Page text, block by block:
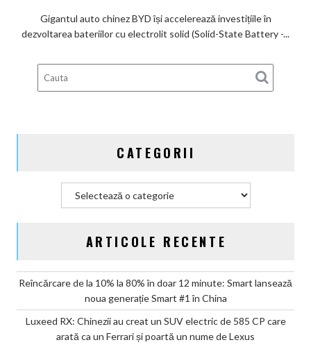
BYD
pentru
bateriile
în
Gigantul auto chinez BYD își accelerează investițiile în
dezvoltarea bateriilor cu electrolit solid (Solid-State Battery -...
CATEGORII
ARTICOLE RECENTE
Reîncărcare de la 10% la 80% în doar 12 minute: Smart lansează
noua generație Smart #1 în China
Luxeed RX: Chinezii au creat un SUV electric de 585 CP care
arată ca un Ferrari și poartă un nume de Lexus